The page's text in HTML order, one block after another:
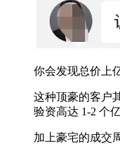
你会发现总价上
这种顶豪的客户
验资高达 1-2 个
加上豪宅的成交